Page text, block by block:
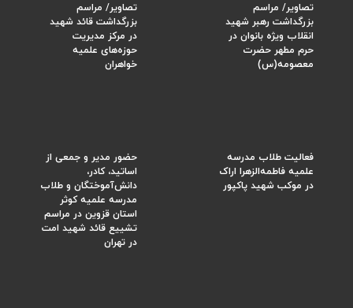
تصاویر/ مراسم
بزرگداشت رهبر شهید
انقلاب ویژه بانوان در
حرم مطهر حضرت
معصومه(س)
تصاویر/ مراسم
بزرگداشت قائد شهید
در مرکز مدیریت
حوزه‌های علمیه
خواهران
فعالیت طلاب مدرسه
علمیه فاطمه‌الزهرا اراک
در موکب شهید پاکپور
حضور مدیر و جمعی از
اساتید، کادر،
دانش‌آموختگان و طلاب
مدرسه علمیه کوثر
استان قزوین در مراسم
تشییع قائد شهید امت
در تهران